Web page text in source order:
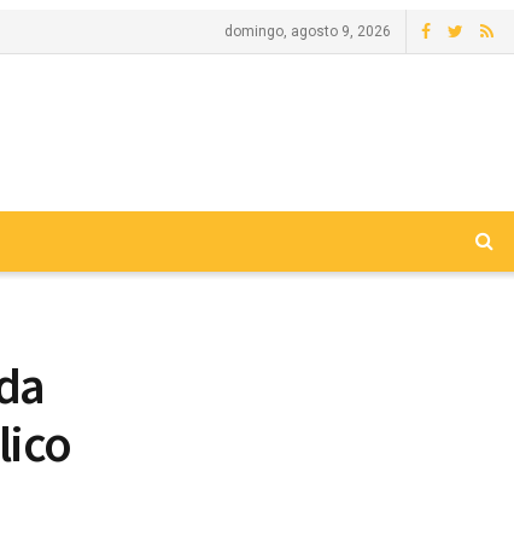
domingo, agosto 9, 2026